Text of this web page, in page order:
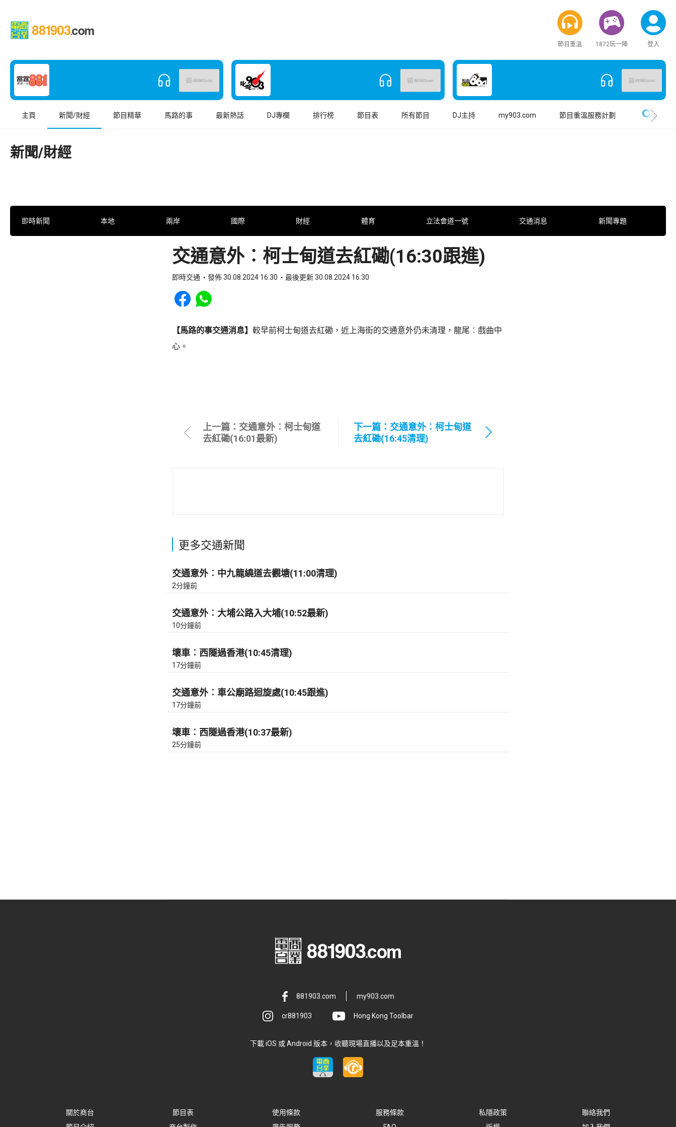
節目重溫 1872玩一陣 登入
主頁 新聞/財經 節目精華 馬路的事 最新熱話 DJ專欄 排行榜 節目表 所有節目 DJ主持 my903.com 節目重溫服務計劃
新聞/財經
即時新聞 本地 兩岸 國際 財經 體育 立法會道一號 交通消息 新聞專題
交通意外︰柯士甸道去紅磡(16:30跟進)
即時交通 發佈 30.08.2024 16:30 最後更新 30.08.2024 16:30
Share to Facebook
Share to WhatsApp
【馬路的事交通消息】 較早前柯士甸道去紅磡，近上海街的交通意外仍未清理，龍尾︰戲曲中
心。
上一篇：交通意外︰柯士甸道
去紅磡(16:01最新)
下一篇：交通意外︰柯士甸道
去紅磡(16:45清理)
更多交通新聞
交通意外︰中九龍繞道去觀塘(11:00清理)
2分鐘前
交通意外︰大埔公路入大埔(10:52最新)
10分鐘前
壞車︰西隧過香港(10:45清理)
17分鐘前
交通意外︰車公廟路迴旋處(10:45跟進)
17分鐘前
壞車︰西隧過香港(10:37最新)
25分鐘前
881903.com my903.com
cr881903 Hong Kong Toolbar
下載 iOS 或 Android 版本，收聽現場直播以及足本重溫！
關於商台 節目表 使用條款 服務條款 私隱政策
聯絡我們